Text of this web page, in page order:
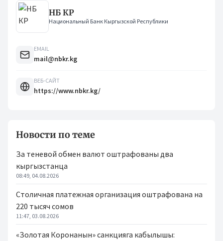
НБ КР
Национальный Банк Кыргызской Республики
EMAIL
mail@nbkr.kg
ВЕБ-САЙТ
https://www.nbkr.kg/
Новости по теме
За теневой обмен валют оштрафованы два
кыргызстанца
08:49, 04.08.2026
Столичная платежная организация оштрафована на
220 тысяч сомов
11:47, 03.08.2026
«Золотая Коронанын» санкцияга кабылышы: